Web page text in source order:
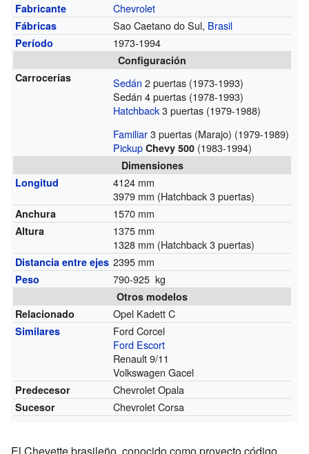
Fabricante Chevrolet
Fábricas Sao Caetano do Sul, Brasil
Período 1973-1994
Configuración
Carrocerías
Sedán 2 puertas (1973-1993)
Sedán 4 puertas (1978-1993)
Hatchback3 puertas (1979-1988)
Familiar3 puertas (Marajo) (1979-1989)
Pickup Chevy 500 (1983-1994)
Dimensiones
Longitud
4124 mm
3979 mm (Hatchback 3 puertas)
Anchura 1570 mm
Altura
1375 mm
1328 mm (Hatchback 3 puertas)
Distancia entre ejes 2395 mm
Peso 790-925 kg
Otros modelos
Relacionado
Opel Kadett C
Similares
Ford Corcel
Ford Escort
Renault 9/11
Volkswagen Gacel
Predecesor Chevrolet Opala
Sucesor Chevrolet Corsa
El Chevette brasileño, conocido como proyecto código